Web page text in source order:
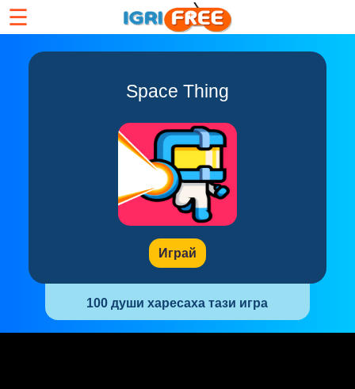
☰
Space Thing
Играй
100 души харесаха тази игра